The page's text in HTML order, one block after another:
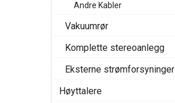
Andre Kabler
Vakuumrør
Komplette stereoanlegg
Eksterne strømforsyninger
Høyttalere